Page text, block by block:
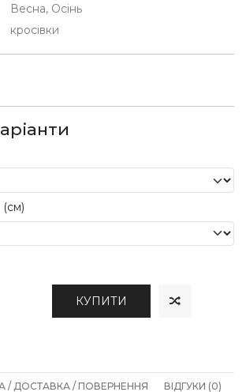
Весна, Осінь
кросівки
(см)
КУПИТИ
/ ДОСТАВКА / ПОВЕРНЕННЯ ВІДГУКИ (0)